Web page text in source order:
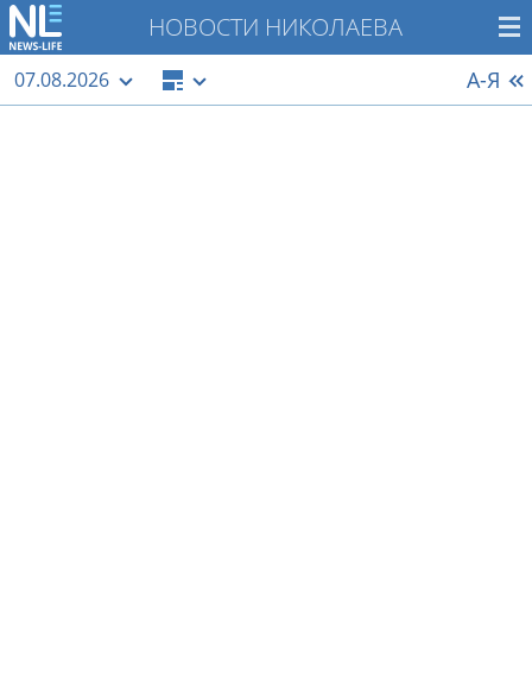
НОВОСТИ НИКОЛАЕВА
07.08.2026 А-Я